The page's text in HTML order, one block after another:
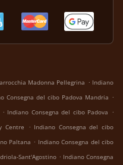
Madonna Pellegrina . Indiano
Consegna del cibo Padova Mandria .
. Indiano Consegna del cibo Padova .
Centre
. Indiano Consegna del cibo
Paltana . Indiano Consegna del cibo
Sant'Agostino . Indiano Consegna